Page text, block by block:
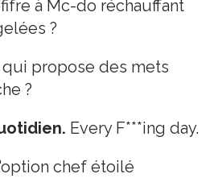
à Mc-do réchauffant
?
propose des mets
?
Every F***ing day.
chef étoilé